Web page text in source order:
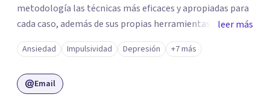
metodología las técnicas más eficaces y apropiadas para
cada caso, además de sus propias herramientas y técnicas
psicológicas que le hacen un equipo de profesionales
único en su campo. Rodolfo de Porras hace énfasis en la
importancia de trabajar no solo el síntoma que trae a la
persona a consulta sino tratar la raíz del problema para
leer más
Ansiedad Impulsividad Depresión +7 más
Email